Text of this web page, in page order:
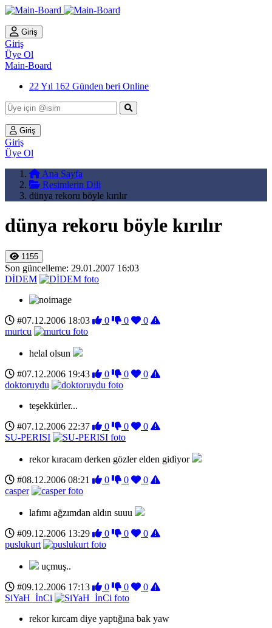
Giriş
Giriş
Üye Ol
Main-Board
22 Yıl 162 Günden beri Online
Giriş
Giriş
Üye Ol
Ana Sayfa
Resimlerin Dili
dünya rekoru böyle kırılır
dünya rekoru böyle kırılır
1155
Son güncelleme: 29.01.2007 16:03
DİDEM
#07.12.2006 18:03 0 0
0
murtcu
helal olsun
#07.12.2006 19:43
0 0
0
doktoruydu
teşekkürler...
#07.12.2006 22:37
0 0
0
SU-PERISI
rekor kıracam derken gözler elden gidiyor
#08.12.2006 08:21
0 0
0
casper
lafımı ağzımdan aldın suuu
#09.12.2006 13:29
0 0
0
puslukurt
uçmuş..
#09.12.2006 17:13
0 0
0
SiYaH_İnCi
rekor kırcam diye yaptığına bak yaw